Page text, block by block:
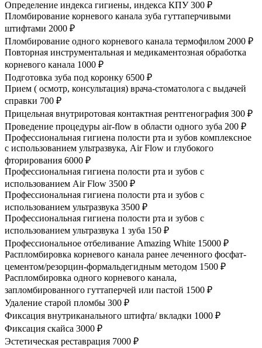
Определение индекса гигиены, индекса КПУ 300 ₽
Пломбирование корневого канала зуба гуттаперчивыми
штифтами 2000 ₽
Пломбирование одного корневого канала термофилом 2000 ₽
Повторная инструментальная и медикаментозная обработка
корневого канала 1000 ₽
Подготовка зуба под коронку 6500 ₽
Прием ( осмотр, консультация) врача-стоматолога с выдачей
справки 700 ₽
Прицельная внутриротовая контактная рентгенография 300 ₽
Проведение процедуры air-flow в области одного зуба 200 ₽
Профессиональная гигиена полости рта и зубов комплексное
с использованием ультразвука, Air Flow и глубокого
фторирования 6000 ₽
Профессиональная гигиена полости рта и зубов с
использованием Air Flow 3500 ₽
Профессиональная гигиена полости рта и зубов с
использованием ультразвука 3500 ₽
Профессиональная гигиена полости рта и зубов с
использованием ультразвука 1 зуба 150 ₽
Профессиональное отбеливание Amazing White 15000 ₽
Распломбировка корневого канала ранее леченного фосфат-
цементом/резорцин-формальдегидным методом 1500 ₽
Распломбировка одного корневого канала,
запломбированного гуттаперчей или пастой 1500 ₽
Удаление старой пломбы 300 ₽
Фиксация внутриканального штифта/ вкладки 1000 ₽
Фиксация скайса 3000 ₽
Эстетическая реставрация 7000 ₽